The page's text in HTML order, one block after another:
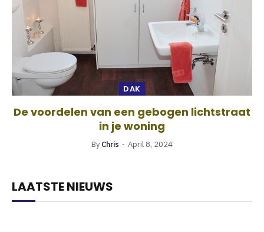
DAK
De voordelen van een gebogen lichtstraat
in je woning
By Chris April 8, 2024
LAATSTE NIEUWS